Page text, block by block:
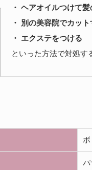
・ ヘアオイルつけて
・ 別の美容院でカット
・ エクステをつける
といった方法で対処す
パ